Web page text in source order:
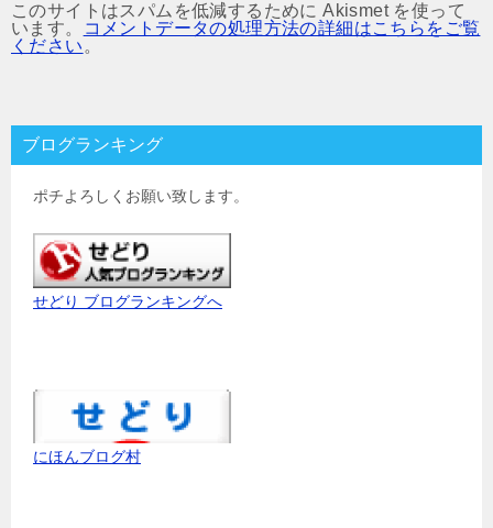
このサイトはスパムを低減するために Akismet を使って
います。
コメントデータの処理方法の詳細はこちらをご覧
ください 。
ブログランキング
ポチよろしくお願い致します。
せどり ブログランキングへ
にほんブログ村